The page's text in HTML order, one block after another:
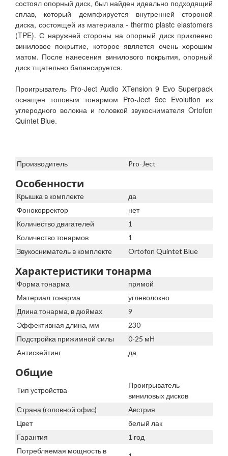
состоял опорный диск, был найден идеально подходящий
сплав, который демпфируется внутренней стороной
диска, состоящей из материала - thermo plastc elastomers
(TPE). С наружней стороны на опорный диск приклеено
виниловое покрытие, которое является очень хорошим
матом. После нанесения винилового покрытия, опорный
диск тщательно балансируется.
Проигрыватель Pro-Ject Audio XTension 9 Evo Superpack
оснащен топовым тонармом Pro-Ject 9cc Evolution из
углеродного волокна и головкой звукоснимателя Ortofon
Quintet Blue.
Производитель Pro-Ject
Особенности
Крышка в комплекте
да
Фонокорректор
нет
Количество двигателей
1
Количество тонармов
1
Звукосниматель в комплекте
Ortofon Quintet Blue
Характеристики тонарма
Форма тонарма
прямой
Материал тонарма
углеволокно
Длина тонарма, в дюймах
9
Эффективная длина, мм
230
Подстройка прижимной силы
0-25 мН
Антискейтинг
да
Общие
Тип устройства
Проигрыватель
виниловых дисков
Страна (головной офис)
Австрия
Цвет
белый лак
Гарантия
1 год
Потребляемая мощность в